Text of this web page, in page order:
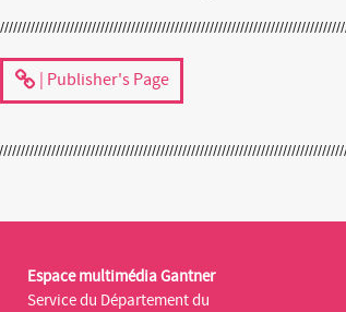
| Publisher's Page
Espace multimédia Gantner
Service du Département du